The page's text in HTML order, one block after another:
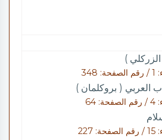
الزركلي )
العربي ( بروكلمان )